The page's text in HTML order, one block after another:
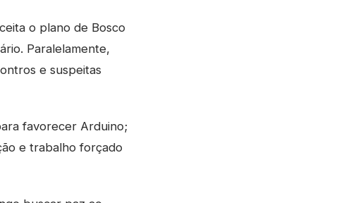
o plano de Bosco
Paralelamente,
e suspeitas
favorecer Arduino;
e trabalho forçado